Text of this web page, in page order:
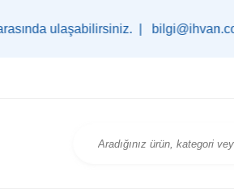
|bilgi@ihvan.com.tr